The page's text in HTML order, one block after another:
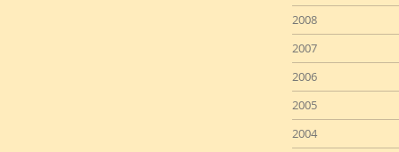
2008
2007
2006
2005
2004